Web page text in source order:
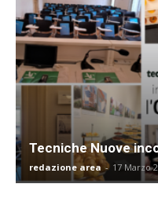
Tecniche Nuove
redazione area - 17 Marzo